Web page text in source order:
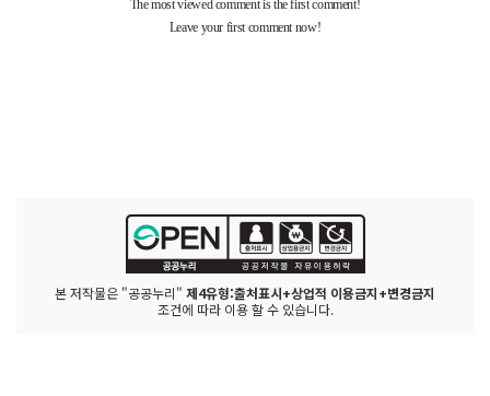
본 저작물은 "공공누리" 제4유형:출처표시+상업적 이용금지+변경금지
조건에 따라 이용 할 수 있습니다.